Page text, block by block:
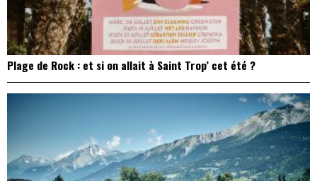
Plage de Rock : et si on allait à Saint Trop’ cet été ?